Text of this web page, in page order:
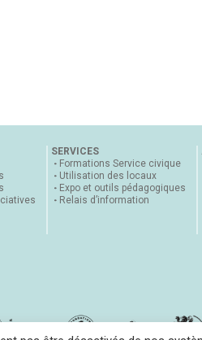
SERVICES
Formations Service civique
Utilisation des locaux
Expo et outils pédagogiques
Relais d’information